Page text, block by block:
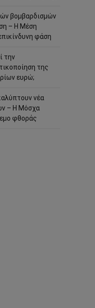
βομβαρδισμών
– Η Μέση
φάση
την
της
ευρώ;
νέα
– Η Μόσχα
φθοράς